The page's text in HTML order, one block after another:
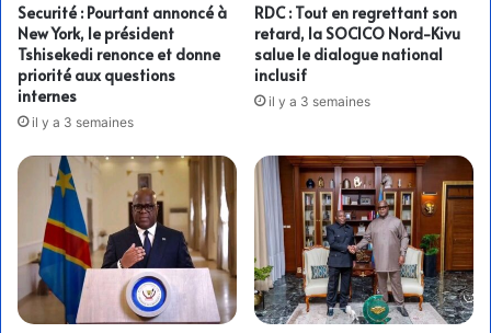
Securité : Pourtant annoncé à
New York, le président
Tshisekedi renonce et donne
priorité aux questions
internes
il y a 3 semaines
RDC : Tout en regrettant son
retard, la SOCICO Nord-Kivu
salue le dialogue national
inclusif
il y a 3 semaines